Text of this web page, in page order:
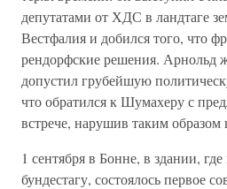
депутатами от ХДС в ландтаге
Вестфалия и добился того, что
рендорфские решения. Арнольд
допустил грубейшую
что обратился к Шумахеру с
встрече, нарушив таким
1 сентября в Бонне, в здании, где
бундестагу, состоялось первое